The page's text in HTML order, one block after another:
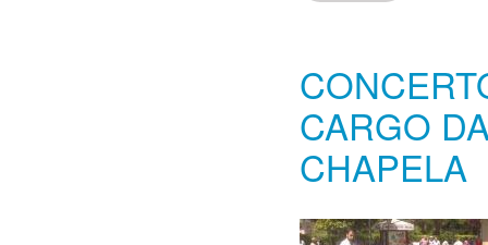
CARGO
CHAPELA